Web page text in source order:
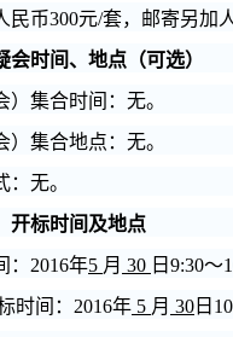
民币300元/套，邮寄另加
会时间、地点（可选）
集合时间：无。
集合地点：无。
无。
开标时间及地点
：2016年5 月 30 日9:30～
时间：2016年 5 月 30 日